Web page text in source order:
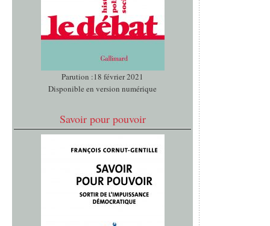
Parution :18 février 2021
Disponible en version numérique
Savoir pour pouvoir